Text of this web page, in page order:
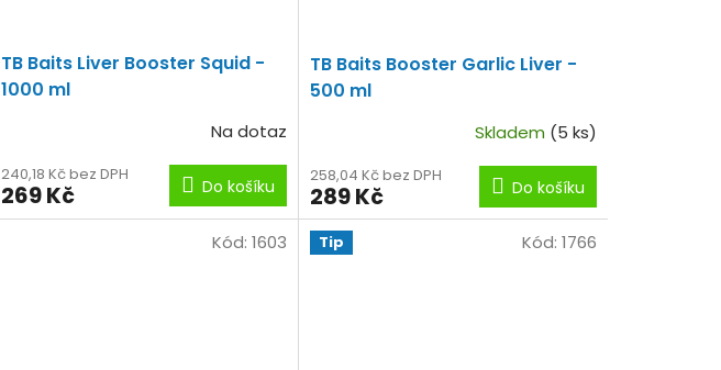
TB Baits Liver Booster Squid -
1000 ml
Na dotaz
240,18 Kč bez DPH
269 Kč Do košíku
TB Baits Booster Garlic Liver -
500 ml
Skladem (5 ks)
258,04 Kč bez DPH
289 Kč Do košíku
Kód: 1603 Tip Kód: 1766